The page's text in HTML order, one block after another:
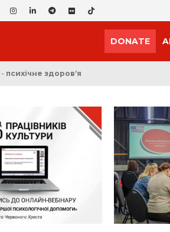
DONATE
психічне здоровʼя